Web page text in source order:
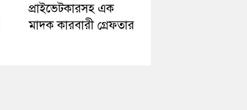
প্রাইভেটকারসহ এক
মাদক কারবারী গ্রেফতার